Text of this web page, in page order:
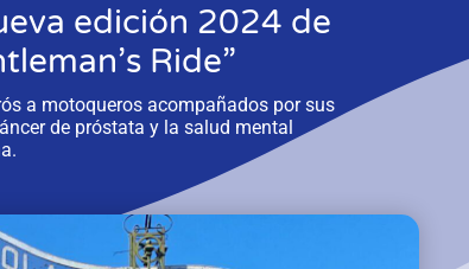
edición 2024 de
Ride”
a motoqueros acompañados por sus
de próstata y la salud mental